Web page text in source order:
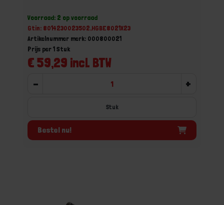
Voorraad: 2 op voorraad
Gtin: 8014230023502,HGBE8021X23
Artikelnummer merk: 000800021
€ 59,29 incl. BTW
Prijs per 1 Stuk
- +
Stuk
Bestel nu!